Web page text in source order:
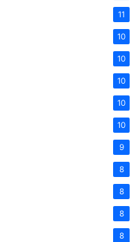
11
10
10
10
10
10
9
8
8
8
8